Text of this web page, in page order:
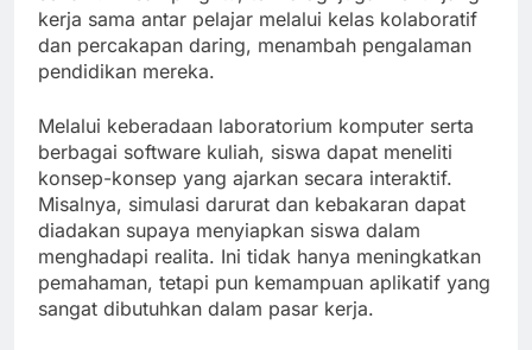
kerja sama antar pelajar melalui kelas kolaboratif
dan percakapan daring, menambah pengalaman
pendidikan mereka.
Melalui keberadaan laboratorium komputer serta
berbagai software kuliah, siswa dapat meneliti
konsep-konsep yang ajarkan secara interaktif.
Misalnya, simulasi darurat dan kebakaran dapat
diadakan supaya menyiapkan siswa dalam
menghadapi realita. Ini tidak hanya meningkatkan
pemahaman, tetapi pun kemampuan aplikatif yang
sangat dibutuhkan dalam pasar kerja.